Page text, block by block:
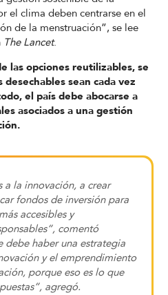
el clima deben centrarse en el
de la menstruación”, se lee
The Lancet.
las opciones reutilizables, se
sean cada vez
el país debe abocarse a
asociados a una gestión
a la innovación, a crear
fondos de inversión para
accesibles y
comentó
debe haber una estrategia
y el emprendimiento
porque eso es lo que
agregó.